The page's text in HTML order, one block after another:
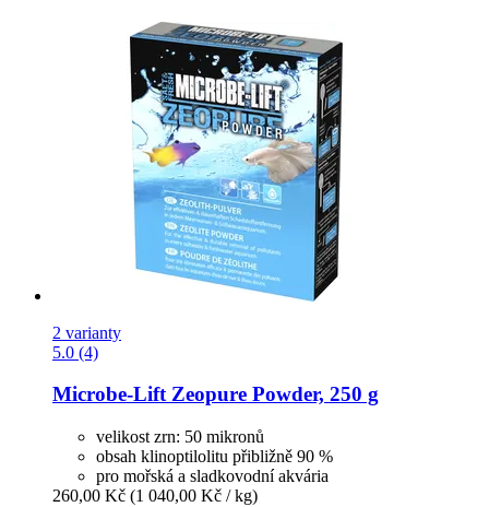
2 varianty
5.0 (4)
Microbe-LiftZeopure Powder, 250 g
velikost zrn: 50 mikronů
obsah klinoptilolitu přibližně 90 %
pro mořská a sladkovodní akvária
260,00 Kč (1 040,00 Kč / kg)